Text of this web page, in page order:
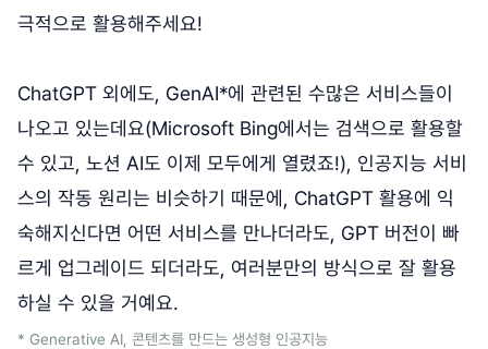
극적으로 활용해주세요!
ChatGPT 외에도, GenAI*에 관련된 수많은 서비스들이
나오고 있는데요(Microsoft Bing에서는 검색으로 활용할
수 있고, 노션 AI도 이제 모두에게 열렸죠!), 인공지능 서비
스의 작동 원리는 비슷하기 때문에, ChatGPT 활용에 익
숙해지신다면 어떤 서비스를 만나더라도, GPT 버전이 빠
르게 업그레이드 되더라도, 여러분만의 방식으로 잘 활용
하실 수 있을 거예요.
* Generative AI, 콘텐츠를 만드는 생성형 인공지능